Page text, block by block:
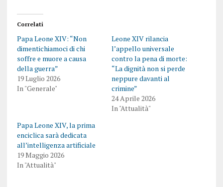
Correlati
Papa Leone XIV: “Non
dimentichiamoci di chi
soffre e muore a causa
della guerra”
19 Luglio 2026
In "Generale"
Leone XIV rilancia
l’appello universale
contro la pena di morte:
“La dignità non si perde
neppure davanti al
crimine”
24 Aprile 2026
In "Attualità"
Papa Leone XIV, la prima
enciclica sarà dedicata
all’intelligenza artificiale
19 Maggio 2026
In "Attualità"